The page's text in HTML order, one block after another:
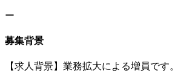
ー
募集背景
【求人背景】業務拡大による増員です。